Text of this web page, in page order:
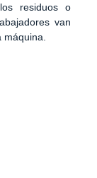
residuos o
van